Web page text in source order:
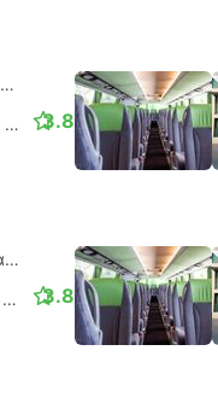
Δυτικός σταθμός λεωφορείων της Βαρσοβίας
Κανονικό
3.8
Warszawa Wloscianska Bus Station, Βαρσοβία
Κανονικό
3.8